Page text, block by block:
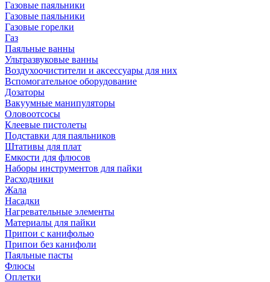
Газовые паяльники
Газовые паяльники
Газовые горелки
Газ
Паяльные ванны
Ультразвуковые ванны
Воздухоочистители и аксессуары для них
Вспомогательное оборудование
Дозаторы
Вакуумные манипуляторы
Оловоотсосы
Клеевые пистолеты
Подставки для паяльников
Штативы для плат
Емкости для флюсов
Наборы инструментов для пайки
Расходники
Жала
Насадки
Нагревательные элементы
Материалы для пайки
Припои с канифолью
Припои без канифоли
Паяльные пасты
Флюсы
Оплетки